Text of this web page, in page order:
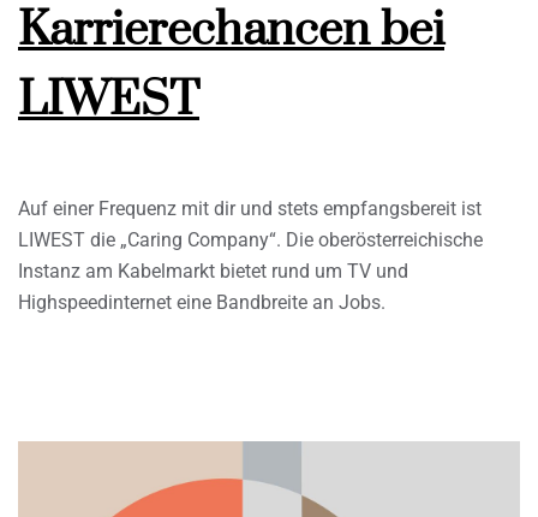
Karrierechancen bei
LIWEST
Auf einer Frequenz mit dir und stets empfangsbereit ist
LIWEST die „Caring Company“. Die oberösterreichische
Instanz am Kabelmarkt bietet rund um TV und
Highspeedinternet eine Bandbreite an Jobs.